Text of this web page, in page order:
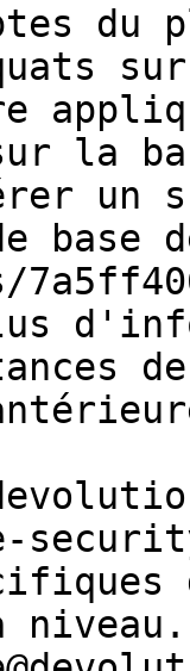
du
la
un
base